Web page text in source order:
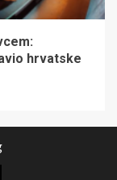
hrvatske